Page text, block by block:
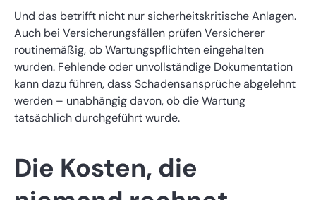
Und das betrifft nicht nur sicherheitskritische Anlagen.
Auch bei Versicherungsfällen prüfen Versicherer
routinemäßig, ob Wartungspflichten eingehalten
wurden. Fehlende oder unvollständige Dokumentation
kann dazu führen, dass Schadensansprüche abgelehnt
werden – unabhängig davon, ob die Wartung
tatsächlich durchgeführt wurde.
Die Kosten, die